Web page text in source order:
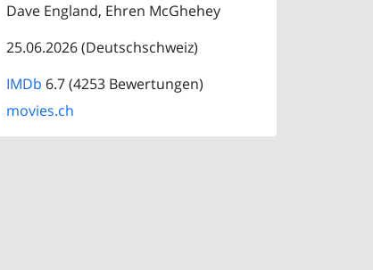
Dave England, Ehren McGhehey
25.06.2026 (Deutschschweiz)
IMDb 6.7 (4253 Bewertungen)
movies.ch